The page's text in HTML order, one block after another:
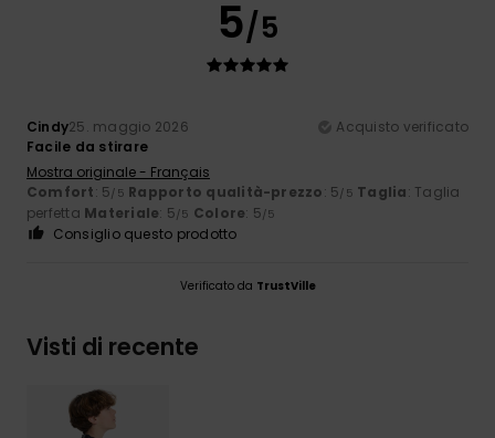
5/5
Cindy25. maggio 2026
Acquisto verificato
Facile da stirare
Mostra originale - Français
Comfort: 5/5 Rapporto qualità-prezzo: 5/5 Taglia: Taglia
perfetta Materiale: 5/5 Colore: 5/5
Consiglio questo prodotto
Verificato da TrustVille
Visti di recente